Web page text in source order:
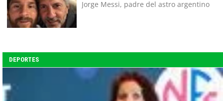
Jorge Messi, padre del astro argentino
DEPORTES